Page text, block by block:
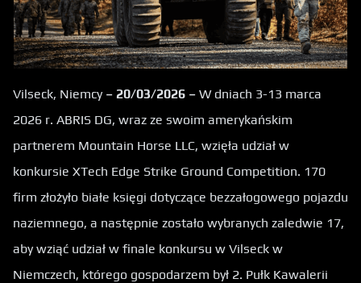
Vilseck, Niemcy – 20/03/2026 – W dniach 3-13 marca
2026 r. ABRIS DG, wraz ze swoim amerykańskim
partnerem Mountain Horse LLC, wzięła udział w
konkursie XTech Edge Strike Ground Competition. 170
firm złożyło białe księgi dotyczące bezzałogowego pojazdu
naziemnego, a następnie zostało wybranych zaledwie 17,
aby wziąć udział w finale konkursu w Vilseck w
Niemczech, którego gospodarzem był 2. Pułk Kawalerii